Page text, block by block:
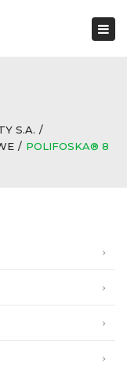
S.A.
POLIFOSKA® 8